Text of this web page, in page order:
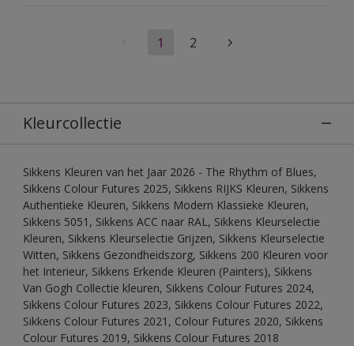
1 2
Kleurcollectie
Sikkens Kleuren van het Jaar 2026 - The Rhythm of Blues,
Sikkens Colour Futures 2025, Sikkens RIJKS Kleuren, Sikkens
Authentieke Kleuren, Sikkens Modern Klassieke Kleuren,
Sikkens 5051, Sikkens ACC naar RAL, Sikkens Kleurselectie
Kleuren, Sikkens Kleurselectie Grijzen, Sikkens Kleurselectie
Witten, Sikkens Gezondheidszorg, Sikkens 200 Kleuren voor
het Interieur, Sikkens Erkende Kleuren (Painters), Sikkens
Van Gogh Collectie kleuren, Sikkens Colour Futures 2024,
Sikkens Colour Futures 2023, Sikkens Colour Futures 2022,
Sikkens Colour Futures 2021, Colour Futures 2020, Sikkens
Colour Futures 2019, Sikkens Colour Futures 2018